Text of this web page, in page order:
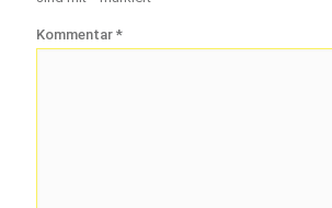
Kommentar *